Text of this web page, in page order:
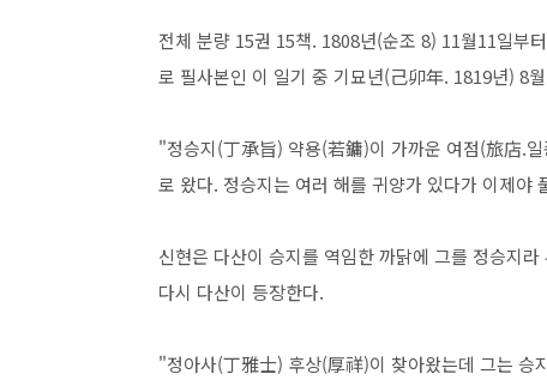
전체 분량 15권 15책. 1808년(순조 8) 11월11일부
로 필사본인 이 일기 중 기묘년(己卯年. 1819년) 8
"정승지(丁承旨) 약용(若鏞)이 가까운 여점(旅店.
로 왔다. 정승지는 여러 해를 귀양가 있다가 이제야
신현은 다산이 승지를 역임한 까닭에 그를 정승지
다시 다산이 등장한다.
"정아사(丁雅士) 후상(厚祥)이 찾아왔는데 그는 승